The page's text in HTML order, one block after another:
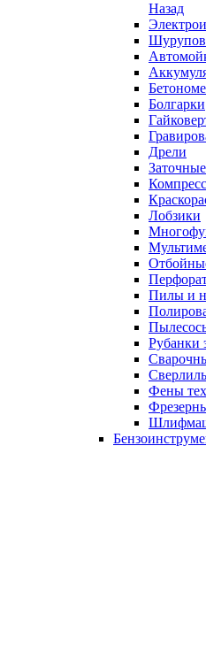
Назад
Болгарки
Дрели
Лобзики
Пилы и
Рубанки
Фены